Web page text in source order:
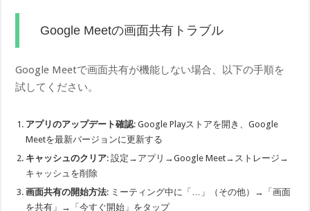
Google Meetの画面共有トラブル
Google Meetで画面共有が機能しない場合、以下の手順を
試してください。
アプリのアップデート確認: Google Playストアを開き、Google
Meetを最新バージョンに更新する
キャッシュのクリア: 設定→アプリ→Google Meet→ストレージ→
キャッシュを削除
画面共有の開始方法: ミーティング中に「…」（その他）→「画面
を共有」→「今すぐ開始」をタップ